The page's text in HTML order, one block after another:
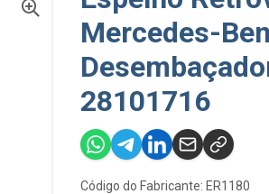
Mercedes-
28101716
Código do Fabricante: ER1180